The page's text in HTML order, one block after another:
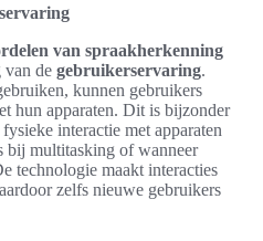
van spraakherkenning
van de gebruikerservaring.
kunnen gebruikers
hun apparaten. Dit is bijzonder
interactie met apparaten
bij multitasking of wanneer
technologie maakt interacties
zelfs nieuwe gebruikers